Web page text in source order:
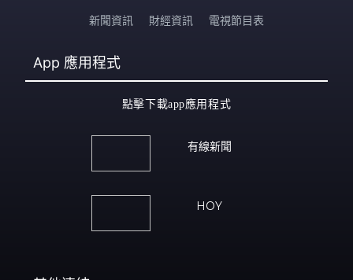
新聞資訊 財經資訊 電視節目表
App 應用程式
點擊下載app應用程式
有線新聞
HOY